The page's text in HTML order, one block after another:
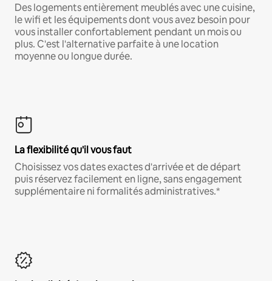
Des logements entièrement meublés avec une cuisine,
le wifi et les équipements dont vous avez besoin pour
vous installer confortablement pendant un mois ou
plus. C'est l'alternative parfaite à une location
moyenne ou longue durée.
La flexibilité qu'il vous faut
Choisissez vos dates exactes d'arrivée et de départ
puis réservez facilement en ligne, sans engagement
supplémentaire ni formalités administratives.*